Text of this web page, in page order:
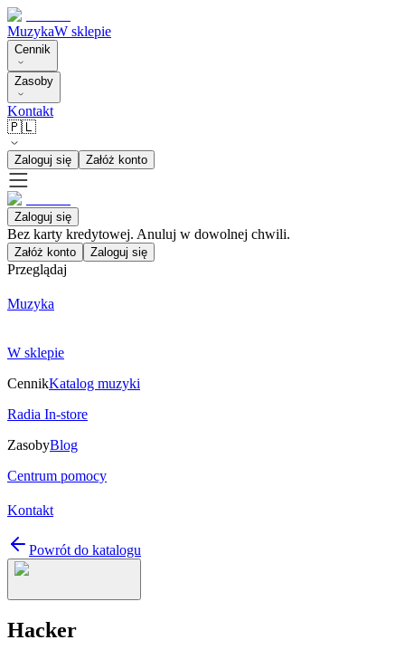
MuzykaW sklepie
Cennik
Zasoby
Kontakt
🇵🇱
Zaloguj się Załóż konto
Zaloguj się
Bez karty kredytowej. Anuluj w dowolnej chwili.
Załóż konto Zaloguj się
Przeglądaj
Muzyka
W sklepie
CennikKatalog muzyki
Radia In-store
ZasobyBlog
Centrum pomocy
Kontakt
Powrót do katalogu
Hacker